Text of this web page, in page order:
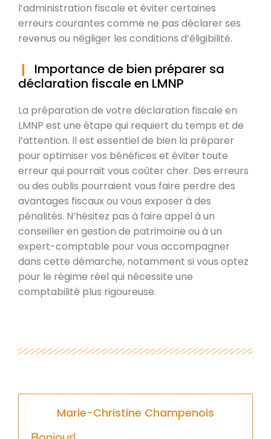
l’administration fiscale et éviter certaines
erreurs courantes comme ne pas déclarer ses
revenus ou négliger les conditions d’éligibilité.
Importance de bien préparer sa
déclaration fiscale en LMNP
La préparation de votre déclaration fiscale en
LMNP est une étape qui requiert du temps et de
l’attention. Il est essentiel de bien la préparer
pour optimiser vos bénéfices et éviter toute
erreur qui pourrait vous coûter cher. Des erreurs
ou des oublis pourraient vous faire perdre des
avantages fiscaux ou vous exposer à des
pénalités. N’hésitez pas à faire appel à un
conseiller en gestion de patrimoine ou à un
expert-comptable pour vous accompagner
dans cette démarche, notamment si vous optez
pour le régime réel qui nécessite une
comptabilité plus rigoureuse.
Marie-Christine Champenois